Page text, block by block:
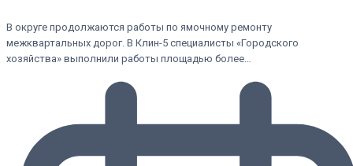
В округе продолжаются работы по ямочному ремонту
межквартальных дорог. В Клин-5 специалисты «Городского
хозяйства» выполнили работы площадью более…